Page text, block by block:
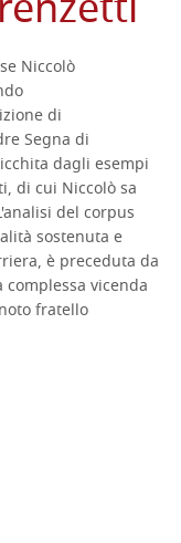
Niccolò
di
Segna di
dagli esempi
di cui Niccolò sa
del corpus
sostenuta e
è preceduta da
vicenda
fratello